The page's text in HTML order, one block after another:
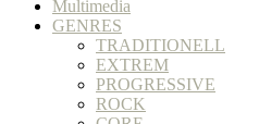
Multimedia
GENRES
TRADITIONELL
EXTREM
PROGRESSIVE
ROCK